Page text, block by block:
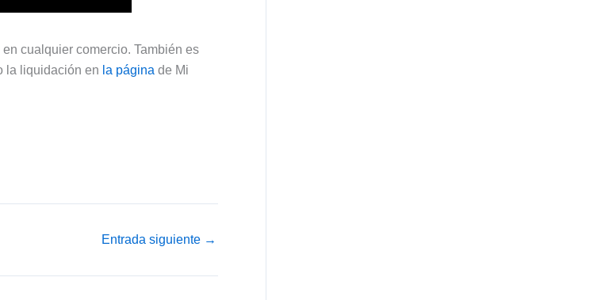
cualquier comercio. También es
la liquidación en la página de Mi
Entrada siguiente →